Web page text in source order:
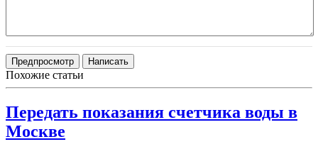
Похожие статьи
Передать показания счетчика воды в
Москве